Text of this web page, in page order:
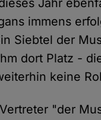
Jahr
immens
Siebtel der
dort Platz -
keine
"der